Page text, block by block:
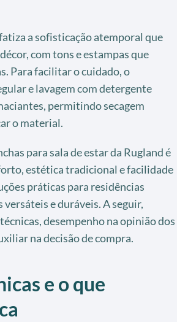
a sofisticação atemporal que
com tons e estampas que
Para facilitar o cuidado, o
e lavagem com detergente
permitindo secagem
o material.
para sala de estar da Rugland é
estética tradicional e facilidade
práticas para residências
e duráveis. A seguir,
desempenho na opinião dos
na decisão de compra.
e o que